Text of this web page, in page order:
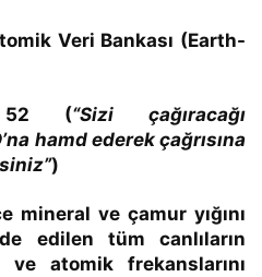
Veri Bankası (Earth-
(“Sizi çağıracağı
hamd ederek çağrısına
)
mineral ve çamur yığını
edilen tüm canlıların
atomik frekanslarını